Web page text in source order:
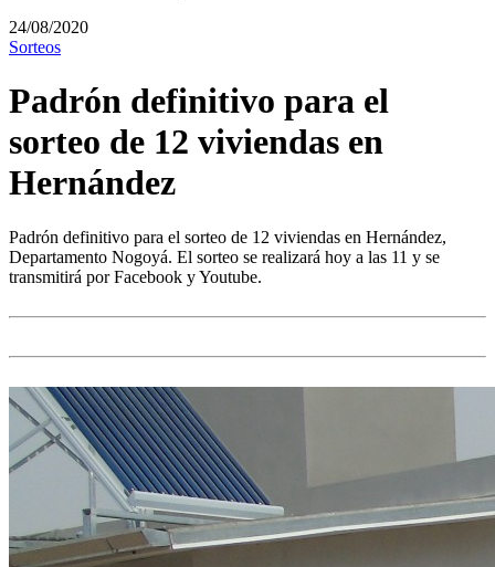
24/08/2020
Sorteos
Padrón definitivo para el
sorteo de 12 viviendas en
Hernández
Padrón definitivo para el sorteo de 12 viviendas en Hernández,
Departamento Nogoyá. El sorteo se realizará hoy a las 11 y se
transmitirá por Facebook y Youtube.